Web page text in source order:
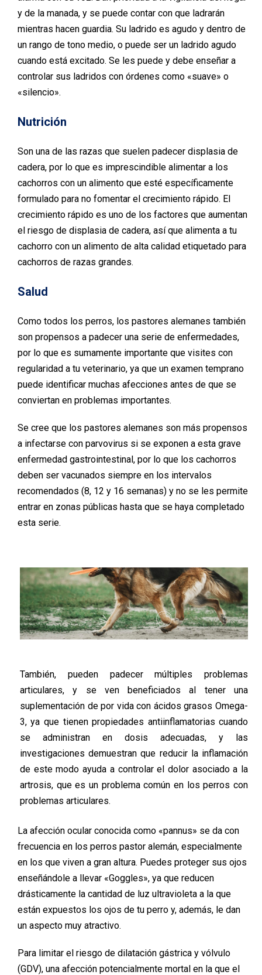
y de la manada, y se puede contar con que ladrarán
mientras hacen guardia. Su ladrido es agudo y dentro de
un rango de tono medio, o puede ser un ladrido agudo
cuando está excitado. Se les puede y debe enseñar a
controlar sus ladridos con órdenes como «suave» o
«silencio».
Nutrición
Son una de las razas que suelen padecer displasia de
cadera, por lo que es imprescindible alimentar a los
cachorros con un alimento que esté específicamente
formulado para no fomentar el crecimiento rápido. El
crecimiento rápido es uno de los factores que aumentan
el riesgo de displasia de cadera, así que alimenta a tu
cachorro con un alimento de alta calidad etiquetado para
cachorros de razas grandes.
Salud
Como todos los perros, los pastores alemanes también
son propensos a padecer una serie de enfermedades,
por lo que es sumamente importante que visites con
regularidad a tu veterinario, ya que un examen temprano
puede identificar muchas afecciones antes de que se
conviertan en problemas importantes.
Se cree que los pastores alemanes son más propensos
a infectarse con parvovirus si se exponen a esta grave
enfermedad gastrointestinal, por lo que los cachorros
deben ser vacunados siempre en los intervalos
recomendados (8, 12 y 16 semanas) y no se les permite
entrar en zonas públicas hasta que se haya completado
esta serie.
También, pueden padecer múltiples problemas
articulares, y se ven beneficiados al tener una
suplementación de por vida con ácidos grasos Omega-
3, ya que tienen propiedades antiinflamatorias cuando
se administran en dosis adecuadas, y las
investigaciones demuestran que reducir la inflamación
de este modo ayuda a controlar el dolor asociado a la
artrosis, que es un problema común en los perros con
problemas articulares.
La afección ocular conocida como «pannus» se da con
frecuencia en los perros pastor alemán, especialmente
en los que viven a gran altura. Puedes proteger sus ojos
enseñándole a llevar «Goggles», ya que reducen
drásticamente la cantidad de luz ultravioleta a la que
están expuestos los ojos de tu perro y, además, le dan
un aspecto muy atractivo.
Para limitar el riesgo de dilatación gástrica y vólvulo
(GDV), una afección potencialmente mortal en la que el